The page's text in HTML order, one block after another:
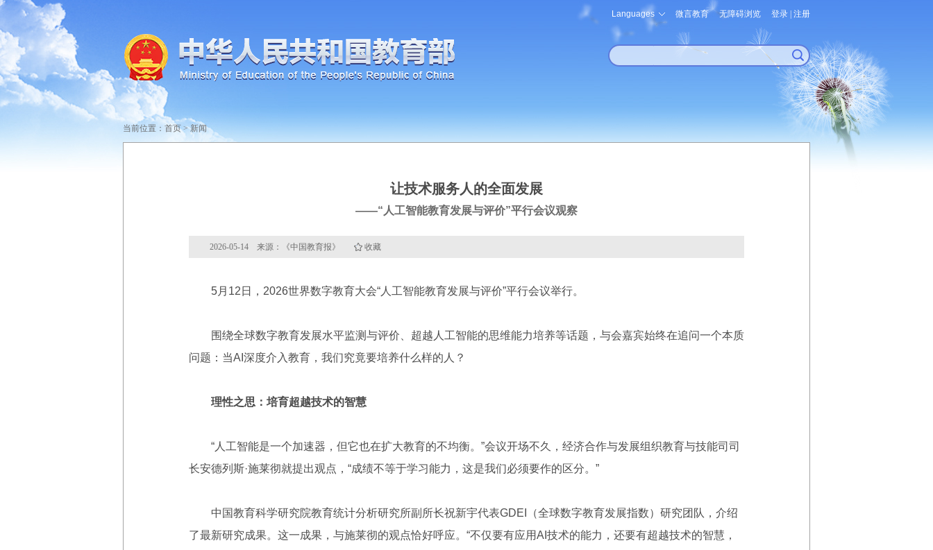
Languages 微言教育 无障碍浏览 登录 注册
当前位置： 首页>新闻
让技术服务人的全面发展
——“人工智能教育发展与评价”平行会议观察
2026-05-14 来源：《中国教育报》 收藏
5月12日，2026世界数字教育大会“人工智能教育发展与评价”平行会议举行。
围绕全球数字教育发展水平监测与评价、超越人工智能的思维能力培养等话题，与会嘉宾始终在追问一个本质
问题：当AI深度介入教育，我们究竟要培养什么样的人？
理性之思：培育超越技术的智慧
“人工智能是一个加速器，但它也在扩大教育的不均衡。”会议开场不久，经济合作与发展组织教育与技能司司
长安德列斯·施莱彻就提出观点，“成绩不等于学习能力，这是我们必须要作的区分。”
中国教育科学研究院教育统计分析研究所副所长祝新宇代表GDEI（全球数字教育发展指数）研究团队，介绍
了最新研究成果。这一成果，与施莱彻的观点恰好呼应。“不仅要有应用AI技术的能力，还要有超越技术的智慧，